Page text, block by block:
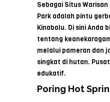
Sebagai Situs Warisan
Park adalah pintu
Kinabalu. Di sini Anda
tentang
melalui pameran dan
singkat di hutan.
edukatif.
Poring Hot